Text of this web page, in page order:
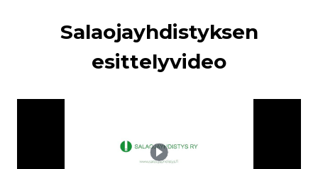
Salaojayhdistyksen
esittelyvideo